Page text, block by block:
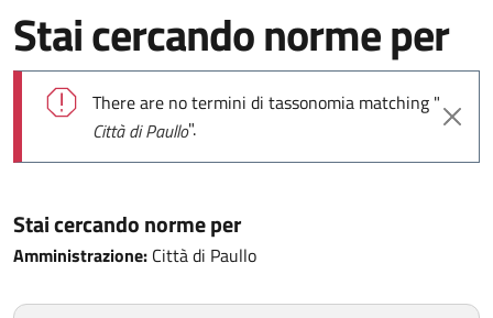
Stai cercando norme per
Messaggio di errore
There are no termini di tassonomia matching "
Città di Paullo".
Stai cercando norme per
Amministrazione: Città di Paullo